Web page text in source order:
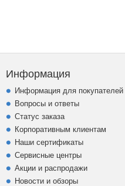
Информация
Информация для покупателей
Вопросы и ответы
Статус заказа
Корпоративным клиентам
Наши сертификаты
Сервисные центры
Акции и распродажи
Новости и обзоры